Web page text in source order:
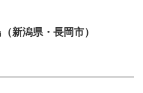
新潟県・長岡市）